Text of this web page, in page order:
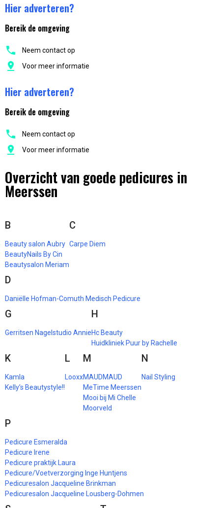
Hier adverteren?
Bereik de omgeving
Neem contact op
Voor meer informatie
Hier adverteren?
Bereik de omgeving
Neem contact op
Voor meer informatie
Overzicht van goede pedicures in
Meerssen
B
Beauty salon Aubry
BeautyNails By Cin
Beautysalon Meriam
C
Carpe Diem
D
Daniëlle Hofman-Comuth Medisch Pedicure
G
Gerritsen Nagelstudio Annie
H
Hc Beauty
Huidkliniek Puur by Rachelle
K
Kamla
Kelly’s Beautystyle!!
L
Looxx
M
MAUDMAUD
MeTime Meerssen
Mooi bij Mi Chelle
Moorveld
N
Nail Styling
P
Pedicure Esmeralda
Pedicure Irene
Pedicure praktijk Laura
Pedicure/Voetverzorging Inge Huntjens
Pedicuresalon Jacqueline Brinkman
Pedicuresalon Jacqueline Lousberg-Dohmen